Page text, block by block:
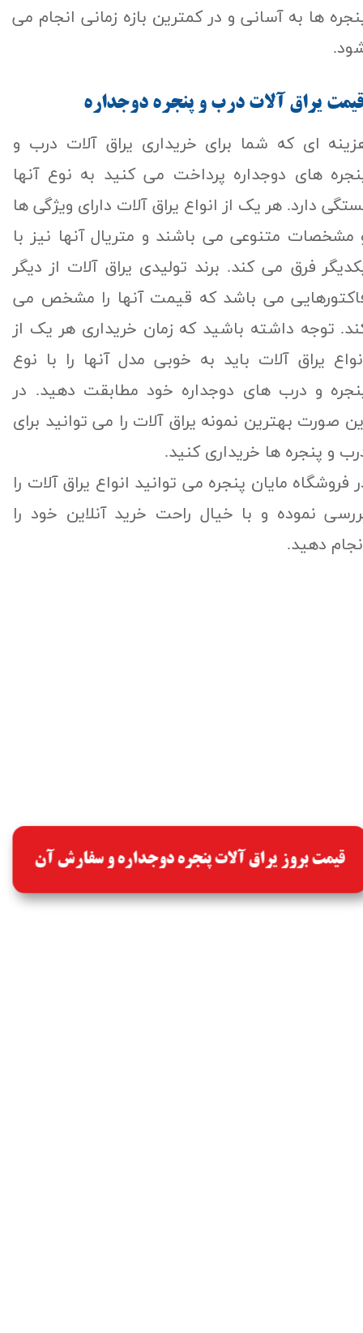
ها به آسانی و در کمترین بازه زمانی انجام می
يراق آلات درب و پنجره دوجداره
ای که شما برای خریداری یراق آلات درب و
های دوجداره پرداخت می کنید به نوع آنها
دارد. هر یک از انواع یراق آلات دارای ویژگی ها
مشخصات متنوعی می باشند و متریال آنها نیز با
فرق می کند. برند تولیدی یراق آلات از دیگر
می باشد که قیمت آنها را مشخص می
توجه داشته باشید که زمان خریداری هر یک از
یراق آلات باید به خوبی مدل آنها را با نوع
و درب های دوجداره خود مطابقت دهید. در
صورت بهترین نمونه یراق آلات را می توانید برای
و پنجره ها خریداری کنید.
فروشگاه مایان پنجره می توانید انواع یراق آلات را
نموده و با خیال راحت خرید آنلاین خود را
دهید.
قیمت بروز یراق آلات پنجره دوجداره و سفارش آن